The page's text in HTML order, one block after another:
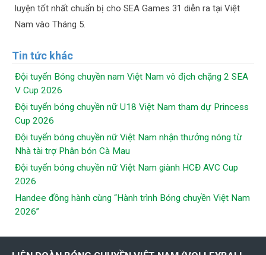
luyện tốt nhất chuẩn bị cho SEA Games 31 diễn ra tại Việt
Nam vào Tháng 5.
Tin tức khác
Đội tuyển Bóng chuyền nam Việt Nam vô địch chặng 2 SEA
V Cup 2026
Đội tuyển bóng chuyền nữ U18 Việt Nam tham dự Princess
Cup 2026
Đội tuyển bóng chuyền nữ Việt Nam nhận thưởng nóng từ
Nhà tài trợ Phân bón Cà Mau
Đội tuyển bóng chuyền nữ Việt Nam giành HCĐ AVC Cup
2026
Handee đồng hành cùng “Hành trình Bóng chuyền Việt Nam
2026”